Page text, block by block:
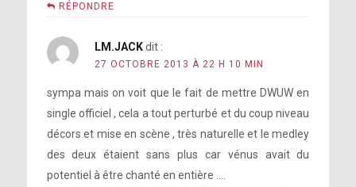
RÉPONDRE
LM.JACK dit :
27 OCTOBRE 2013 À 22 H 10 MIN
sympa mais on voit que le fait de mettre DWUW en
single officiel , cela a tout perturbé et du coup niveau
décors et mise en scène , très naturelle et le medley
des deux étaient sans plus car vénus avait du
potentiel à être chanté en entière ….